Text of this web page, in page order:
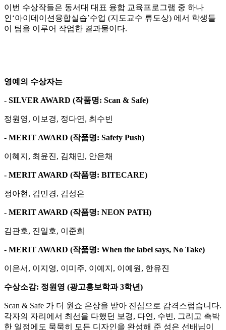
이번 수상작들은 동서대 대표 융합 교육프로그램 중 하나
인‘아이데이션융합실습’수업 (지도교수 류도상) 에서 학생들
이 팀을 이루어 작업한 결과물이다.
영예의 수상자는
- SILVER AWARD (작품명: Scan & Safe)
정원영, 이보경, 정다연, 최수빈
- MERIT AWARD (작품명: Safety Push)
이혜지, 최윤진, 김채민, 안은채
- MERIT AWARD (작품명: BITECARE)
정아현, 김민경, 김성은
- MERIT AWARD (작품명: NEON PATH)
김관호, 진일호, 이준희
- MERIT AWARD (작품명: When the label says, No Take)
이은서, 이지영, 이미주, 이예지, 이예원, 한유진
수상소감: 정원영 (광고홍보학과3학년)
Scan & Safe 가 더 원쇼 은상을 받아 진심으로 감격스럽습니다.
각자의 자리에서 최선을 다했던 보경, 다연, 수빈, 그리고 촉박
한 일정에도 묵묵히 모든 디자인을 완성해 준 성은 선배님이